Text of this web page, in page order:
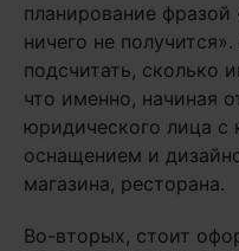
планирование фразой
ничего не
подсчитать, сколько
что именно, начиная
юридического лица с
оснащением и
магазина, ресторана.
Во-вторых, стоит